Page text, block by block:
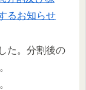
るお知らせ
た。分割後の